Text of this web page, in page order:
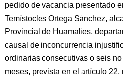
pedido de vacancia presentado
Temístocles Ortega Sánchez,
Provincial de Huamalíes,
causal de inconcurrencia
ordinarias consecutivas o seis
meses, prevista en el artículo 22,